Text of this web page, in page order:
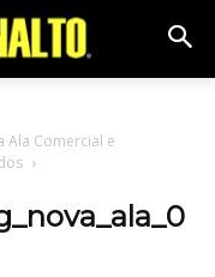
Ala Comercial e